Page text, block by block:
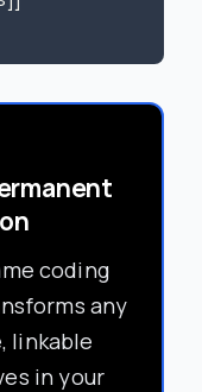
coding
any
linkable
in your